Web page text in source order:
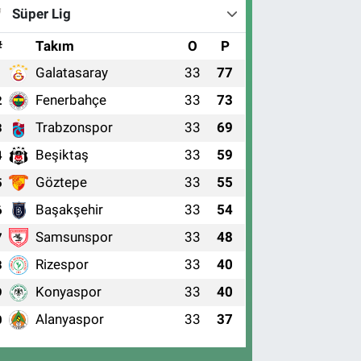
Süper Lig
Takım O P
Galatasaray 33 77
Fenerbahçe 33 73
Trabzonspor 33 69
Beşiktaş 33 59
Göztepe 33 55
Başakşehir 33 54
Samsunspor 33 48
Rizespor 33 40
Konyaspor 33 40
Alanyaspor 33 37